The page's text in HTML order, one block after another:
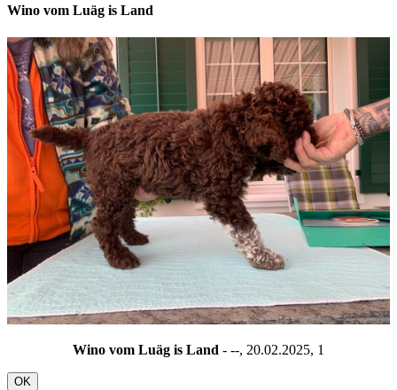
Wino vom Luäg is Land
Wino vom Luäg is Land - --, 20.02.2025, 1
OK